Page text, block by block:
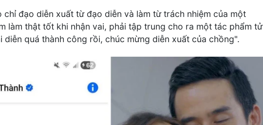
chỉ đạo diễn xuất từ đạo diễn và làm từ trách nhiệm của một
làm thật tốt khi nhận vai, phải tập trung cho ra một tác phẩm tử
diễn quá thành công rồi, chúc mừng diễn xuất của chồng".